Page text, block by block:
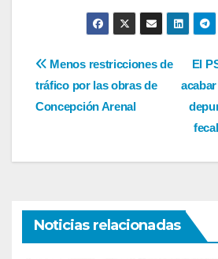
Navegación
de
El
Menos restricciones de
tráfico por las obras de
Concepción Arenal
Noticias relacionadas